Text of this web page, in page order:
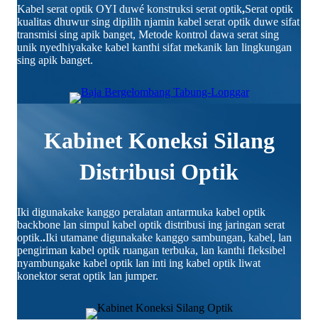
Kabel serat optik OYI duwé konstruksi serat optik,Serat optik
kualitas dhuwur sing dipilih njamin kabel serat optik duwe sifat
transmisi sing apik banget, Metode kontrol dawa serat sing
unik nyedhiyakake kabel kanthi sifat mekanik lan lingkungan
sing apik banget.
Kabinet Koneksi Silang
Distribusi Optik
Iki digunakake kanggo peralatan antarmuka kabel optik
backbone lan simpul kabel optik distribusi ing jaringan serat
optik..Iki utamane digunakake kanggo sambungan, kabel, lan
pengiriman kabel optik ruangan terbuka, lan kanthi fleksibel
nyambungake kabel optik lan inti ing kabel optik liwat
konektor serat optik lan jumper.